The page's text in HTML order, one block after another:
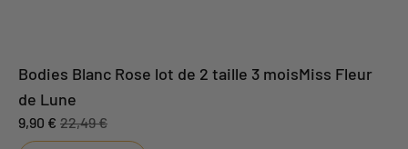
Bodies Blanc Rose lot de 2 taille 3 moisMiss Fleur
de Lune
9,90 € 22,49 €